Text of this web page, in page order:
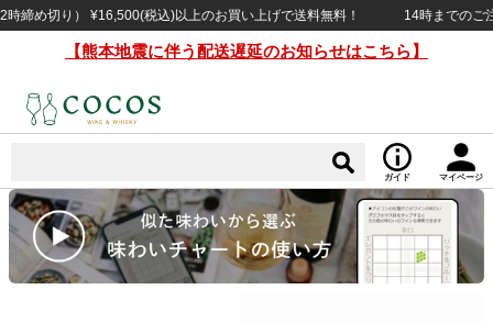
め切り） ¥16,500(税込)以上のお買い上げで送料無料！ 14時までのご注
【熊本地震に伴う配送遅延のお知らせはこちら】
ガイド マイページ